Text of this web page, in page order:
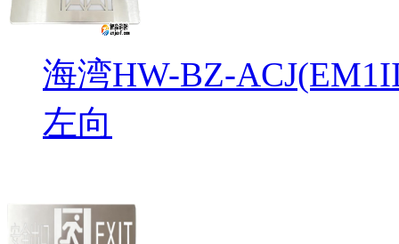
海湾HW-BZ-
左向